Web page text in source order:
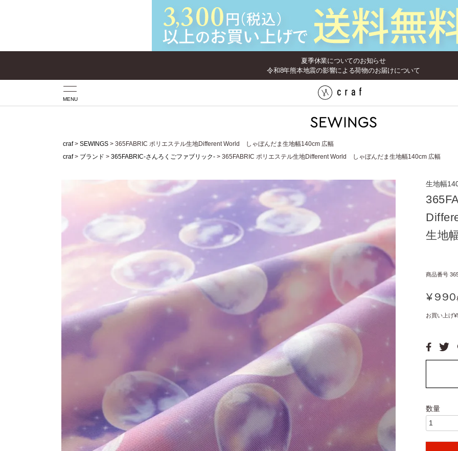
夏季休業についてのお知らせ
令和8年熊本地震の影響による荷物のお届けについて
MENU
craf SEWINGS
365FABRIC ポリエステル生地Different World しゃぼんだま生地幅140cm 広幅
craf
ブランド 365FABRIC-さんろくごファブリック- 365FABRIC ポリエステル生地Different World しゃぼんだま生地幅140cm 広幅
生地幅
生地
商品番号
¥ 990
お買い上げ